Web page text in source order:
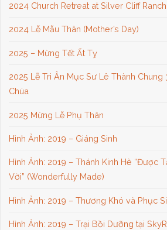
2024 Church Retreat at Silver Cliff Ranch
2024 Lễ Mẫu Thân (Mother’s Day)
2025 – Mừng Tết Ất Tỵ
2025 Lễ Tri Ân Mục Sư Lê Thành
Chúa
2025 Mừng Lễ Phụ Thân
Hình Ảnh: 2019 – Giáng Sinh
Hình Ảnh: 2019 – Thánh Kinh Hè “Được
Vời” (Wonderfully Made)
Hình Ảnh: 2019 – Thương Khó và Phục
Hình Ảnh: 2019 – Trại Bồi Dưỡng tại